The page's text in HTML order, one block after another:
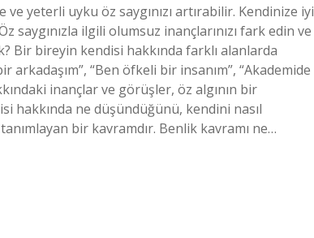
yeterli uyku öz saygınızı artırabilir. Kendinize iyi
saygınızla ilgili olumsuz inançlarınızı fark edin ve
Bir bireyin kendisi hakkında farklı alanlarda
“Ben öfkeli bir insanım”, “Akademide
inançlar ve görüşler, öz algının bir
hakkında ne düşündüğünü, kendini nasıl
bir kavramdır. Benlik kavramı ne…